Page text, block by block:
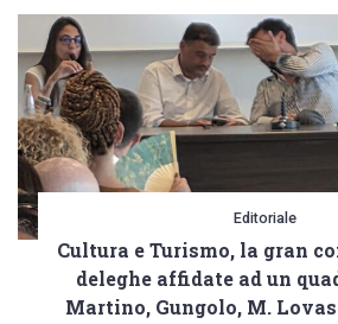
Editoriale
Cultura e Turismo, la gran
deleghe affidate ad un
Martino, Gungolo, M.